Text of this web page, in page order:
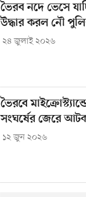
ভৈরব নদে ভেসে
উদ্ধার করল নৌ
২৪ জুলাই ২০২৬
ভৈরবে
সংঘর্ষের জেরে
১২ জুন ২০২৬